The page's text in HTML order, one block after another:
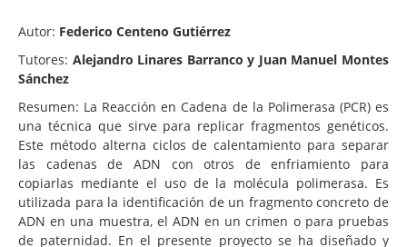
Autor: Federico Centeno Gutiérrez
Tutores: Alejandro Linares Barranco y Juan Manuel Montes
Sánchez
Resumen: La Reacción en Cadena de la Polimerasa (PCR) es
una técnica que sirve para replicar fragmentos genéticos.
Este método alterna ciclos de calentamiento para separar
las cadenas de ADN con otros de enfriamiento para
copiarlas mediante el uso de la molécula polimerasa. Es
utilizada para la identificación de un fragmento concreto de
ADN en una muestra, el ADN en un crimen o para pruebas
de paternidad. En el presente proyecto se ha diseñado y